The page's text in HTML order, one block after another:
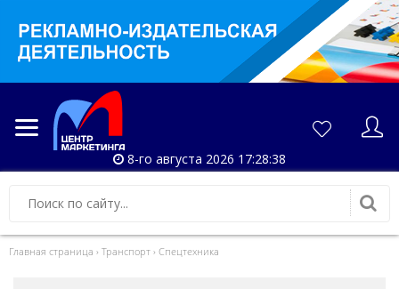
8-го августа 2026 17:28:41
Главная страница › Транспорт › Спецтехника